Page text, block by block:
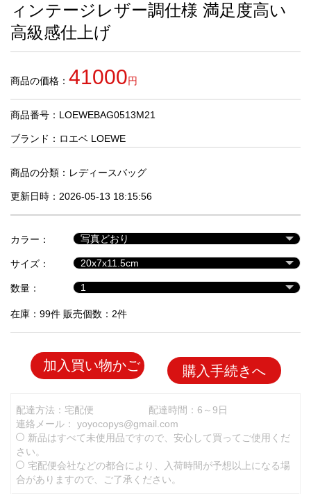
す
す
め
商
人
気
商
セ
ル
品
ィンテージレザー調仕様 満足度高い
高級感仕上げ
商品の価格： 41000円
商品番号：LOEWEBAG0513M21
ブランド： ロエベ LOEWE
商品の分類： レディースバッグ
更新日時：2026-05-13 18:15:56
カラー：
サイズ：
数量：
在庫：99件 販売個数：2件
加入買い物かご 購入手続きへ
配達方法：宅配便
配達時間：6～9日
連絡メール： yoyocopys@gmail.com
新品はすべて未使用品ですので、安心して買ってご使用くだ
さい。
宅配便会社などの都合により、入荷時間が予想以上になる場
合がありますので、ご了承ください。